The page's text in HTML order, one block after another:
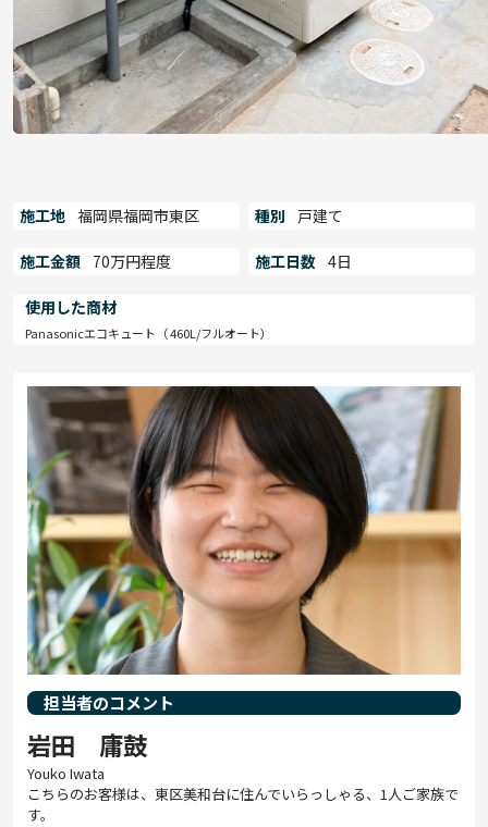
施工地 福岡県福岡市東区 種別 戸建て
施工金額 70万円程度 施工日数 4日
使用した商材
Panasonicエコキュート（ 460L/フルオート）
担当者のコメント
岩田 庸鼓
Youko Iwata
こちらのお客様は、東区美和台に住んでいらっしゃる、1人ご家族で
す。